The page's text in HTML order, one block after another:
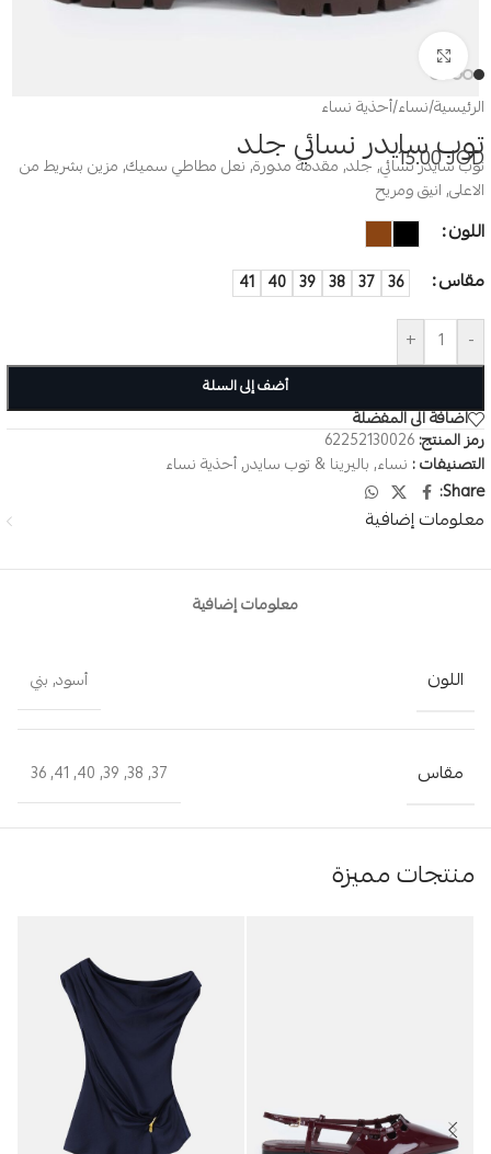
الرئيسية/نساء/أحذية نساء
توب سايدر نسائي جلد
15.00JOD
توب سايدر نسائي, جلد, مقدمة مدورة, نعل مطاطي سميك, مزين بشريط من
الاعلى, انيق ومريح
اللون
مقاس
36
37
38
39
40
41
-
+
أضف إلى السلة
اضافة الى المفضلة
رمز المنتج: 62252130026
التصنيفات : نساء, باليرينا & توب سايدر,أحذية نساء
Share:
معلومات إضافية
معلومات إضافية
اللون أسود, بني
مقاس 37
,
38
,
39
,
40
,
41
,
36
منتجات مميزة